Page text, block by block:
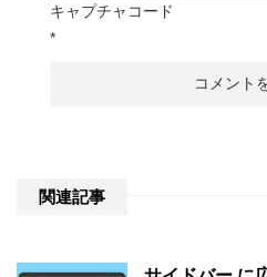
キャプチャコード
*
関連記事